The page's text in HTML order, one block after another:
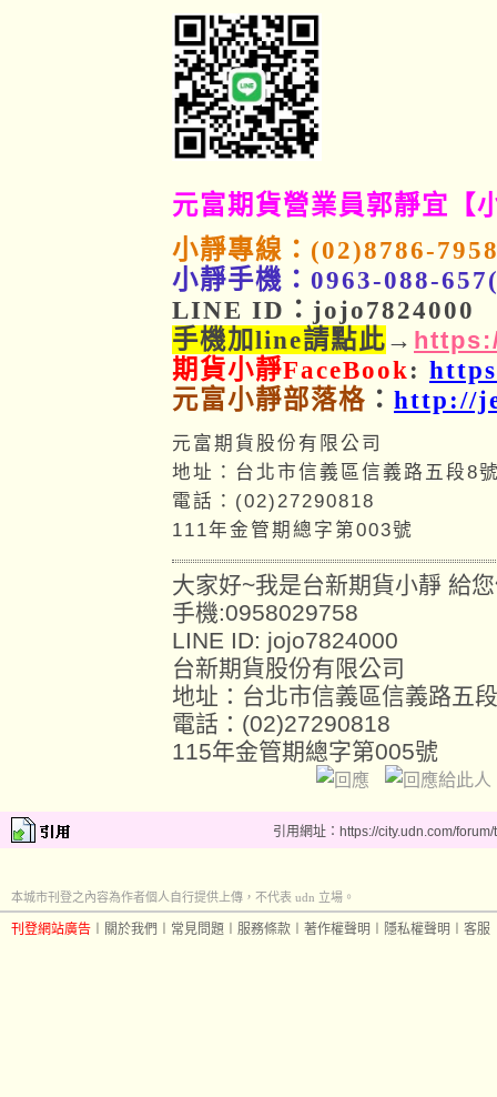
元富期貨營業員郭靜宜【
小靜專線：(02)8786-
小靜手機：0963-088-
LINE ID：jojo7824000
手機加line請點此→
期貨小靜FaceBook:
元富小靜部落格 ： http://
元富期貨股份有限公司
地址：台北市信義區信義路五段8
電話：(02)27290818
111年金管期總字第003號
大家好~我是台新期貨小靜 給
手機:0958029758
LINE ID: jojo7824000
台新期貨股份有限公司
地址：台北市信義區信義路五
電話：(02)27290818
115年金管期總字第005號
引用網址：https://city.udn.com/
本城市刊登之內容為作者個人自行提供上傳，不代表 udn 立場。
刊登網站廣告 關於我們 常見問題 服務條款 著作權聲明 隱私權聲明 客服